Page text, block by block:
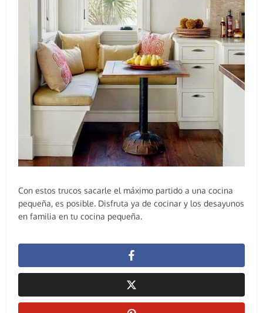
Con estos trucos sacarle el máximo partido a una cocina
pequeña, es posible. Disfruta ya de cocinar y los desayunos
en familia en tu cocina pequeña.